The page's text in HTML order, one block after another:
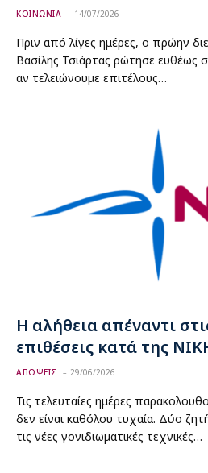
ΚΟΙΝΩΝΙΑ 14/07/2026
Πριν από λίγες ημέρες, ο πρώην
Βασίλης Τσιάρτας ρώτησε ευθέως
αν τελειώνουμε επιτέλους…
Η αλήθεια απέναντι
επιθέσεις κατά της
ΑΠΟΨΕΙΣ 29/06/2026
Τις τελευταίες ημέρες
δεν είναι καθόλου τυχαία. Δύο
τις νέες γονιδιωματικές τεχνικές…